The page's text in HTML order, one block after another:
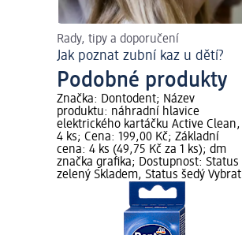
Rady, tipy a doporučení
Jak poznat zubní kaz u dětí?
Podobné produkty
Značka: Dontodent; Název
produktu: náhradní hlavice
elektrického kartáčku Active Clean,
4 ks; Cena: 199,00 Kč; Základní
cena: 4 ks (49,75 Kč za 1 ks); dm
značka grafika; Dostupnost: Status
zelený Skladem, Status šedý Vybrat